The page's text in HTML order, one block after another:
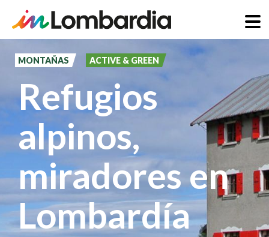
principal
MONTAÑAS ACTIVE & GREEN
Refugios
alpinos,
miradores en
Lombardía